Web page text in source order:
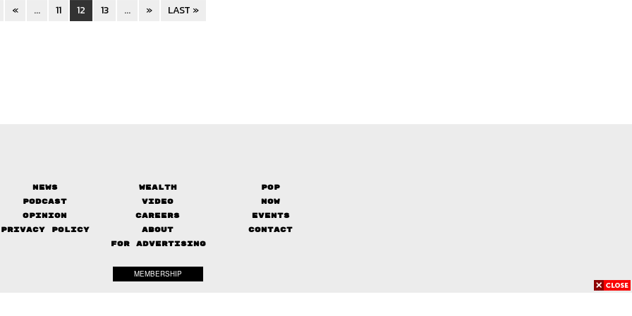
« ... 11 12 13 ... » LAST »
News Wealth
Pop
Podcast
Video
Now
Opinion
Careers
Events
Privacy Policy
About
Contact
FOR ADVERTISING
MEMBERSHIP